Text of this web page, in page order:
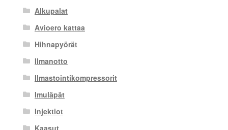
Alkupalat
Avioero kattaa
Hihnapyörät
Ilmanotto
Ilmastointikompressorit
Imuläpät
Injektiot
Kaasut